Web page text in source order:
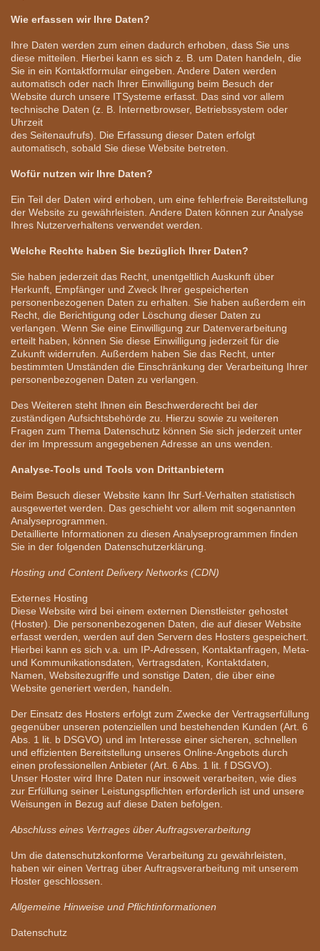
Wie erfassen wir Ihre Daten?
Ihre Daten werden zum einen dadurch erhoben, dass Sie uns
diese mitteilen. Hierbei kann es sich z. B. um Daten handeln, die
Sie in ein Kontaktformular eingeben. Andere Daten werden
automatisch oder nach Ihrer Einwilligung beim Besuch der
Website durch unsere ITSysteme erfasst. Das sind vor allem
technische Daten (z. B. Internetbrowser, Betriebssystem oder
Uhrzeit
des Seitenaufrufs). Die Erfassung dieser Daten erfolgt
automatisch, sobald Sie diese Website betreten.
Wofür nutzen wir Ihre Daten?
Ein Teil der Daten wird erhoben, um eine fehlerfreie Bereitstellung
der Website zu gewährleisten. Andere Daten können zur Analyse
Ihres Nutzerverhaltens verwendet werden.
Welche Rechte haben Sie bezüglich Ihrer Daten?
Sie haben jederzeit das Recht, unentgeltlich Auskunft über
Herkunft, Empfänger und Zweck Ihrer gespeicherten
personenbezogenen Daten zu erhalten. Sie haben außerdem ein
Recht, die Berichtigung oder Löschung dieser Daten zu
verlangen. Wenn Sie eine Einwilligung zur Datenverarbeitung
erteilt haben, können Sie diese Einwilligung jederzeit für die
Zukunft widerrufen. Außerdem haben Sie das Recht, unter
bestimmten Umständen die Einschränkung der Verarbeitung Ihrer
personenbezogenen Daten zu verlangen.
Des Weiteren steht Ihnen ein Beschwerderecht bei der
zuständigen Aufsichtsbehörde zu. Hierzu sowie zu weiteren
Fragen zum Thema Datenschutz können Sie sich jederzeit unter
der im Impressum angegebenen Adresse an uns wenden.
Analyse-Tools und Tools von Drittanbietern
Beim Besuch dieser Website kann Ihr Surf-Verhalten statistisch
ausgewertet werden. Das geschieht vor allem mit sogenannten
Analyseprogrammen.
Detaillierte Informationen zu diesen Analyseprogrammen finden
Sie in der folgenden Datenschutzerklärung.
Hosting und Content Delivery Networks (CDN)
Externes Hosting
Diese Website wird bei einem externen Dienstleister gehostet
(Hoster). Die personenbezogenen Daten, die auf dieser Website
erfasst werden, werden auf den Servern des Hosters gespeichert.
Hierbei kann es sich v.a. um IP-Adressen, Kontaktanfragen, Meta-
und Kommunikationsdaten, Vertragsdaten, Kontaktdaten,
Namen, Websitezugriffe und sonstige Daten, die über eine
Website generiert werden, handeln.
Der Einsatz des Hosters erfolgt zum Zwecke der Vertragserfüllung
gegenüber unseren potenziellen und bestehenden Kunden (Art. 6
Abs. 1 lit. b DSGVO) und im Interesse einer sicheren, schnellen
und effizienten Bereitstellung unseres Online-Angebots durch
einen professionellen Anbieter (Art. 6 Abs. 1 lit. f DSGVO).
Unser Hoster wird Ihre Daten nur insoweit verarbeiten, wie dies
zur Erfüllung seiner Leistungspflichten erforderlich ist und unsere
Weisungen in Bezug auf diese Daten befolgen.
Abschluss eines Vertrages über Auftragsverarbeitung
Um die datenschutzkonforme Verarbeitung zu gewährleisten,
haben wir einen Vertrag über Auftragsverarbeitung mit unserem
Hoster geschlossen.
Allgemeine Hinweise und Pflichtinformationen
Datenschutz